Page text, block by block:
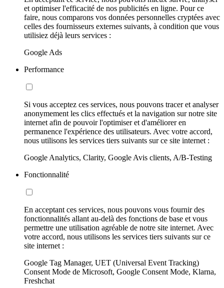
et optimiser l'efficacité de nos publicités en ligne. Pour ce
faire, nous comparons vos données personnelles cryptées avec
celles des fournisseurs externes suivants, à condition que vous
utilisiez déjà leurs services :
Google Ads
Performance
Si vous acceptez ces services, nous pouvons tracer et analyser
anonymement les clics effectués et la navigation sur notre site
internet afin de pouvoir l'optimiser et d'améliorer en
permanence l'expérience des utilisateurs. Avec votre accord,
nous utilisons les services tiers suivants sur ce site internet :
Google Analytics, Clarity, Google Avis clients, A/B-Testing
Fonctionnalité
En acceptant ces services, nous pouvons vous fournir des
fonctionnalités allant au-delà des fonctions de base et vous
permettre une utilisation agréable de notre site internet. Avec
votre accord, nous utilisons les services tiers suivants sur ce
site internet :
Google Tag Manager, UET (Universal Event Tracking)
Consent Mode de Microsoft, Google Consent Mode, Klarna,
Freshchat